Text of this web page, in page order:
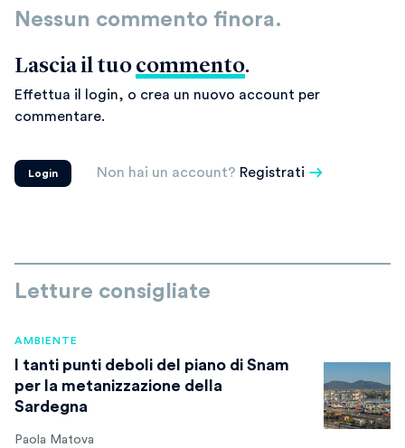
Nessun commento finora.
Lascia il tuo commento.
Effettua il login, o crea un nuovo account per
commentare.
Login Non hai un account? Registrati
Letture consigliate
AMBIENTE
I tanti punti deboli del piano di Snam
per la metanizzazione della
Sardegna
Paola Matova